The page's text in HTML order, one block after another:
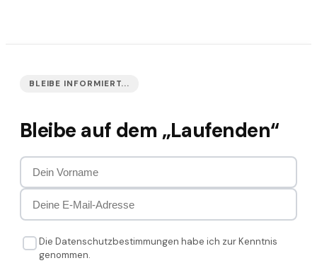
BLEIBE INFORMIERT...
Bleibe auf dem „Laufenden“
Die Datenschutzbestimmungen habe ich zur Kenntnis
genommen.